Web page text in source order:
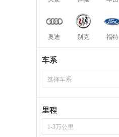
奥迪 别克 福特
车系
选择车系
里程
1-3万公里